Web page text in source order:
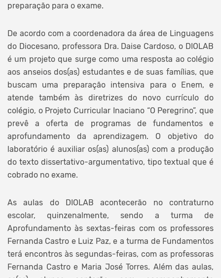
preparação para o exame.
De acordo com a coordenadora da área de Linguagens
do Diocesano, professora Dra. Daise Cardoso, o DIOLAB
é um projeto que surge como uma resposta ao colégio
aos anseios dos(as) estudantes e de suas famílias, que
buscam uma preparação intensiva para o Enem, e
atende também às diretrizes do novo currículo do
colégio, o Projeto Curricular Inaciano “O Peregrino”, que
prevê a oferta de programas de fundamentos e
aprofundamento da aprendizagem. O objetivo do
laboratório é auxiliar os(as) alunos(as) com a produção
do texto dissertativo-argumentativo, tipo textual que é
cobrado no exame.
As aulas do DIOLAB acontecerão no contraturno
escolar, quinzenalmente, sendo a turma de
Aprofundamento às sextas-feiras com os professores
Fernanda Castro e Luiz Paz, e a turma de Fundamentos
terá encontros às segundas-feiras, com as professoras
Fernanda Castro e Maria José Torres. Além das aulas,